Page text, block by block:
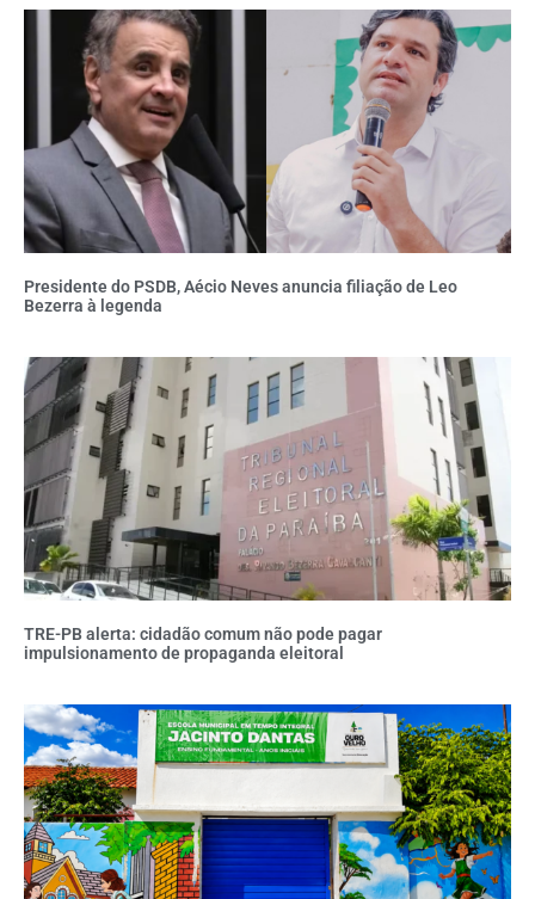
Presidente do PSDB, Aécio Neves anuncia filiação de Leo
Bezerra à legenda
TRE-PB alerta: cidadão comum não pode pagar
impulsionamento de propaganda eleitoral